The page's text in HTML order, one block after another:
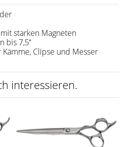
starken Magneten
7,5‘‘
Clipse und Messer
interessieren.